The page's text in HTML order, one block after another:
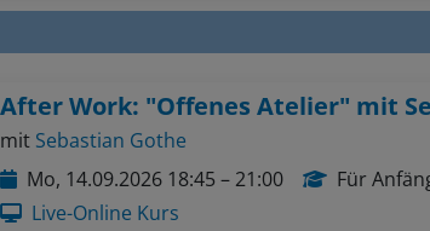
mit Sebastian Gothe
Mo, 14.09.2026 18:45 – 21:00
Für
Live-Online Kurs